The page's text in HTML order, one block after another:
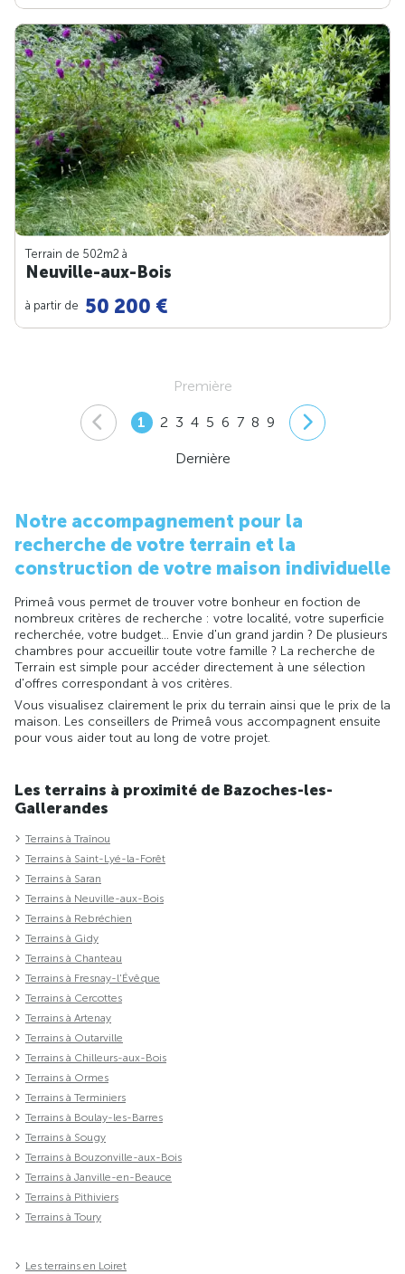
Terrain de 502m2 à
Neuville-aux-Bois
à partir de 50 200 €
Première
1 2 3 4 5 6 7 8 9
Dernière
Notre accompagnement pour la
recherche de votre terrain et la
construction de votre maison individuelle
Primeâ vous permet de trouver votre bonheur en foction de
nombreux critères de recherche : votre localité, votre superficie
recherchée, votre budget... Envie d'un grand jardin ? De plusieurs
chambres pour accueillir toute votre famille ? La recherche de
Terrain est simple pour accéder directement à une sélection
d'offres correspondant à vos critères.
Vous visualisez clairement le prix du terrain ainsi que le prix de la
maison. Les conseillers de Primeâ vous accompagnent ensuite
pour vous aider tout au long de votre projet.
Les terrains à proximité de Bazoches-les-
Gallerandes
Terrains à Traînou
Terrains à Saint-Lyé-la-Forêt
Terrains à Saran
Terrains à Neuville-aux-Bois
Terrains à Rebréchien
Terrains à Gidy
Terrains à Chanteau
Terrains à Fresnay-l'Évêque
Terrains à Cercottes
Terrains à Artenay
Terrains à Outarville
Terrains à Chilleurs-aux-Bois
Terrains à Ormes
Terrains à Terminiers
Terrains à Boulay-les-Barres
Terrains à Sougy
Terrains à Bouzonville-aux-Bois
Terrains à Janville-en-Beauce
Terrains à Pithiviers
Terrains à Toury
Les terrains en Loiret